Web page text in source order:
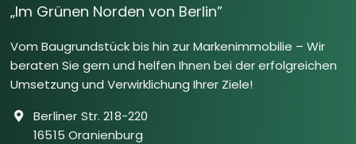
„Im Grünen Norden von Berlin”
Vom Baugrundstück bis hin zur Markenimmobilie – Wir
beraten Sie gern und helfen Ihnen bei der erfolgreichen
Umsetzung und Verwirklichung Ihrer Ziele!
Berliner Str. 218-220
16515 Oranienburg